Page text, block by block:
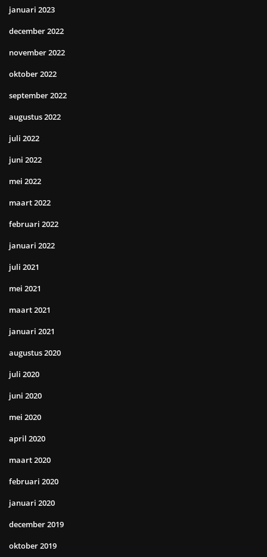
januari 2023
december 2022
november 2022
oktober 2022
september 2022
augustus 2022
juli 2022
juni 2022
mei 2022
maart 2022
februari 2022
januari 2022
juli 2021
mei 2021
maart 2021
januari 2021
augustus 2020
juli 2020
juni 2020
mei 2020
april 2020
maart 2020
februari 2020
januari 2020
december 2019
oktober 2019